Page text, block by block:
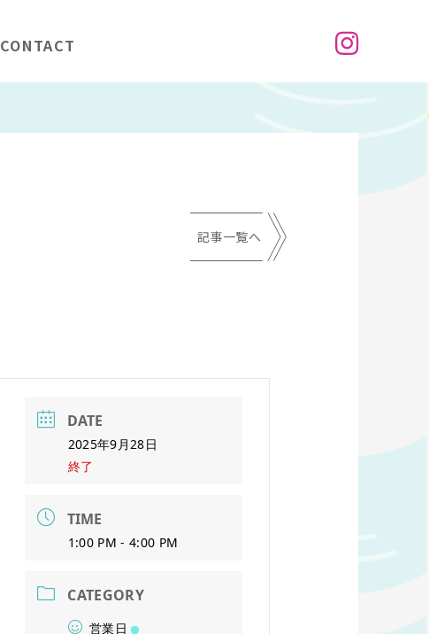
CONTACT
記事一覧へ
DATE
2025年9月28日
終了
TIME
1:00 PM - 4:00 PM
CATEGORY
営業日